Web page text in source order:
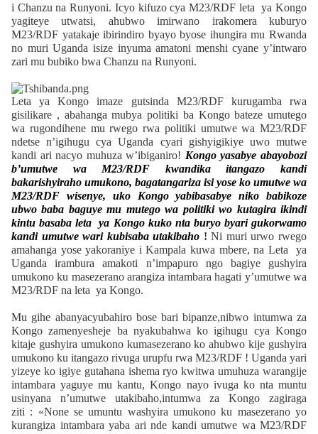
i Chanzu na Runyoni. Icyo kifuzo cya M23/RDF leta ya Kongo
yagiteye utwatsi, ahubwo imirwano irakomera kuburyo
M23/RDF yatakaje ibirindiro byayo byose ihungira mu Rwanda
no muri Uganda isize inyuma amatoni menshi cyane y’intwaro
zari mu bubiko bwa Chanzu na Runyoni.
Leta ya Kongo imaze gutsinda M23/RDF kurugamba rwa
gisilikare , abahanga mubya politiki ba Kongo bateze umutego
wa rugondihene mu rwego rwa politiki umutwe wa M23/RDF
ndetse n’igihugu cya Uganda cyari gishyigikiye uwo mutwe
kandi ari nacyo muhuza w’ibiganiro! Kongo yasabye abayobozi
b’umutwe wa M23/RDF kwandika itangazo kandi
bakarishyiraho umukono, bagatangariza isi yose ko umutwe wa
M23/RDF wisenye, uko Kongo yabibasabye niko babikoze
ubwo baba baguye mu mutego wa politiki wo kutagira ikindi
kintu basaba leta ya Kongo kuko nta buryo byari gukorwamo
kandi umutwe wari kubisaba utakibaho ! Ni muri urwo rwego
amahanga yose yakoraniye i Kampala kuwa mbere, na Leta ya
Uganda irambura amakoti n’impapuro ngo bagiye gushyira
umukono ku masezerano arangiza intambara hagati y’umutwe wa
M23/RDF na leta ya Kongo.
Mu gihe abanyacyubahiro bose bari bipanze,nibwo intumwa za
Kongo zamenyesheje ba nyakubahwa ko igihugu cya Kongo
kitaje gushyira umukono kumasezerano ko ahubwo kije gushyira
umukono ku itangazo rivuga urupfu rwa M23/RDF ! Uganda yari
yizeye ko igiye gutahana ishema ryo kwitwa umuhuza warangije
intambara yaguye mu kantu, Kongo nayo ivuga ko nta muntu
usinyana n’umutwe utakibaho,intumwa za Kongo zagiraga
ziti : «None se umuntu washyira umukono ku masezerano yo
kurangiza intambara yaba ari nde kandi umutwe wa M23/RDF